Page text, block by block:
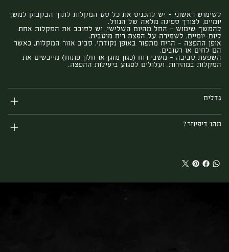
לשימוש ראשוני – יש להכניס את כל סט המקלות לתוך הבקבוק למשך
יומיים, לצורך ספיגה מלאה של הנוזל.
להמשך שימוש – החל מהיום השלישי, יש לסובב את המקלות אחת
ליום-יומיים, לשמירה על הפצת ריח מיטבית.
אופן ההפצה – הריח מתפזר באופן נקודתי, סביב אזור המקלות, כאשר
הם לחים או רטובים.
השפעת סביבה – משבי רוח (כגון מזגן או חלון פתוח) מייבשים את
המקלות במהירות, ועלולים לפגוע ביעילות ההפצה.
גדלים
מהו דיפיוזר?